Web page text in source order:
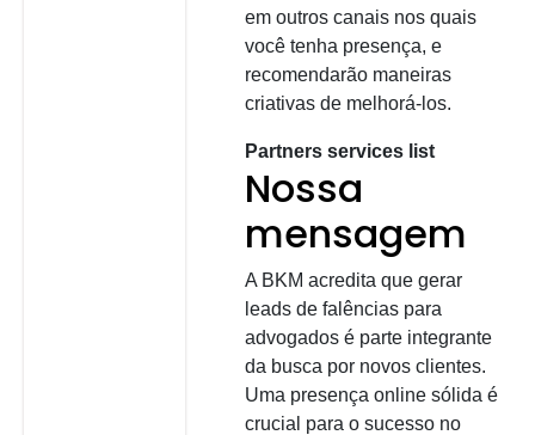
em outros canais nos quais
você tenha presença, e
recomendarão maneiras
criativas de melhorá-los.
Partners services list
Nossa
mensagem
A BKM acredita que gerar
leads de falências para
advogados é parte integrante
da busca por novos clientes.
Uma presença online sólida é
crucial para o sucesso no